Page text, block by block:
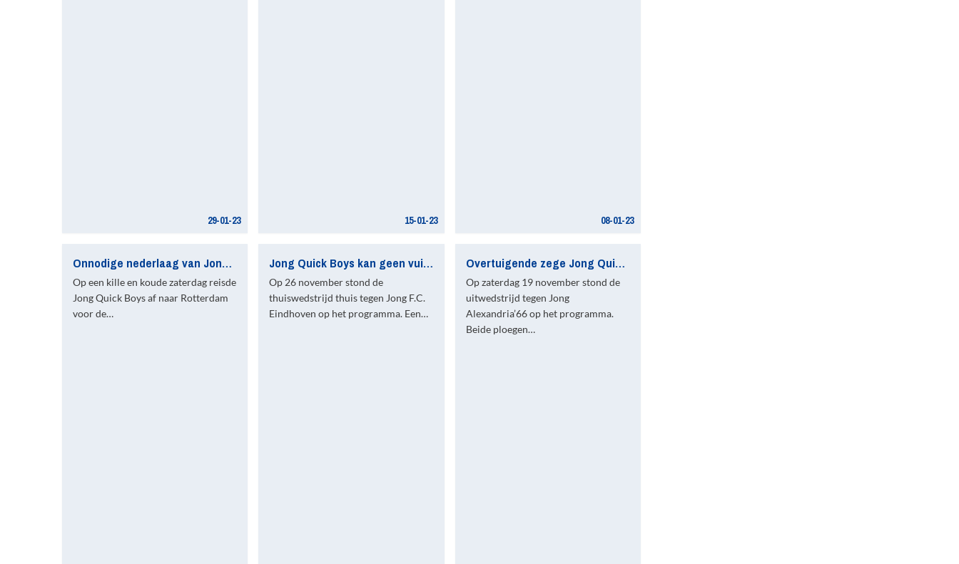
29-01-23 15-01-23 08-01-23
Onnodige nederlaag van Jong Quick Boys tegen Jong Spartaan’20
Op een kille en koude zaterdag reisde
Jong Quick Boys af naar Rotterdam
voor de…
Jong Quick Boys kan geen vuist maken tegen Jong F.C. Eindhoven
Op 26 november stond de
thuiswedstrijd thuis tegen Jong F.C.
Eindhoven op het programma. Een…
Overtuigende zege Jong Quick Boys op Jong Alexandria’66
Op zaterdag 19 november stond de
uitwedstrijd tegen Jong
Alexandria’66 op het programma.
Beide ploegen…